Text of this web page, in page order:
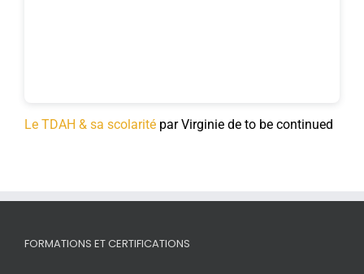
Le TDAH & sa scolarité par Virginie de to be continued
FORMATIONS ET CERTIFICATIONS